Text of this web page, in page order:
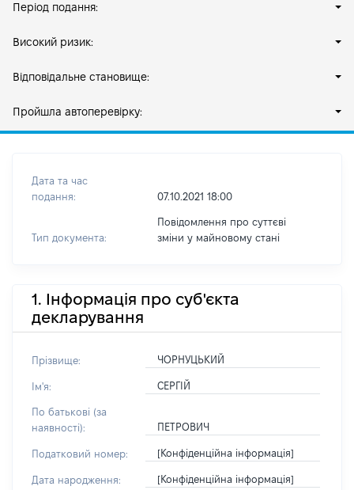
Період подання:
Високий ризик:
Відповідальне становище:
Пройшла автоперевірку:
Дата та час
подання:
07.10.2021 18:00
Тип документа:
Повідомлення про суттєві
зміни y майновому стані
1. Інформація про суб'єкта
декларування
Прізвище: ЧОРНУЦЬКИЙ
Ім'я: СЕРГІЙ
По батькові (за
наявності):
ПЕТРОВИЧ
Податковий номер: [Конфіденційна інформація]
Дата народження: [Конфіденційна інформація]